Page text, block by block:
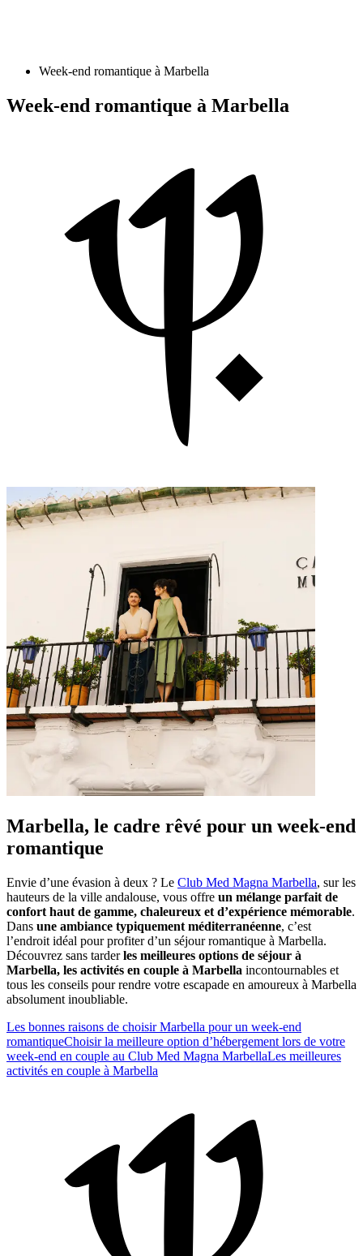
Week-end romantique à Marbella
Week-end romantique à Marbella
Marbella, le cadre rêvé pour un week-end
romantique
Envie d’une évasion à deux ? Le Club Med Magna Marbella, sur les
hauteurs de la ville andalouse, vous offre un mélange parfait de
confort haut de gamme, chaleureux et d’expérience mémorable.
Dans une ambiance typiquement méditerranéenne, c’est
l’endroit idéal pour profiter d’un séjour romantique à Marbella.
Découvrez sans tarderles meilleures options de séjour à
Marbella, les activités en couple à Marbella incontournables et
tous les conseils pour rendre votre escapade en amoureux à Marbella
absolument inoubliable.
Les bonnes raisons de choisir Marbella pour un week-end
romantiqueChoisir la meilleure option d’hébergement lors de votre
week-end en couple au Club Med Magna MarbellaLes meilleures
activités en couple à Marbella